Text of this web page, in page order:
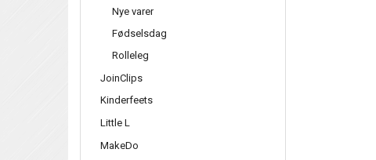
Nye varer
Fødselsdag
Rolleleg
JoinClips
Kinderfeets
Little L
MakeDo